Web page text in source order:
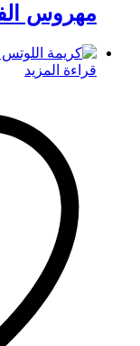
مهروس
قراءة المزيد